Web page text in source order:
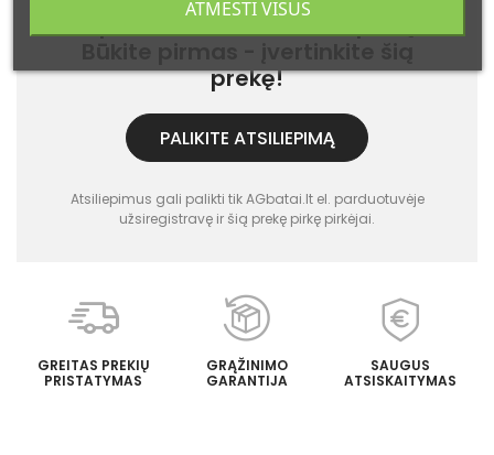
Ši prekė dar neturi atsiliepimų.
prekę!
PALIKITE ATSILIEPIMĄ
Atsiliepimus gali palikti tik AGbatai.lt el. parduotuvėje
užsiregistravę ir šią prekę pirkę pirkėjai.
GREITAS PREKIŲ
PRISTATYMAS
GRĄŽINIMO
GARANTIJA
SAUGUS
ATSISKAITYMAS
ATMESTI VISUS